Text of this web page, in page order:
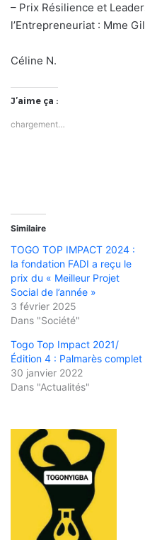
– Prix Résilience et
l’Entrepreneuriat : Mme
Céline N.
J’aime ça :
chargement…
Similaire
TOGO TOP IMPACT 2024 :
la fondation FADI a reçu le
prix du « Meilleur Projet
Social de l’année »
3 février 2025
Dans "Société"
Togo Top Impact 2021/
Édition 4 : Palmarès complet
30 janvier 2022
Dans "Actualités"